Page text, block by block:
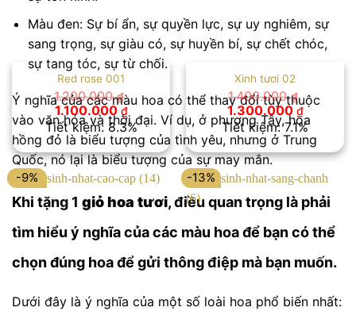
Màu đen: Sự bí ẩn, sự quyền lực, sự uy nghiêm, sự
sang trọng, sự giàu có, sự huyền bí, sự chết chóc,
sự tang tóc, sự từ chối.
Ý nghĩa của các màu hoa có thể thay đổi tùy thuộc
vào văn hóa và thời đại. Ví dụ, ở phương Tây, hoa
hồng đỏ là biểu tượng của tình yêu, nhưng ở Trung
Quốc, nó lại là biểu tượng của sự may mắn.
Khi tặng 1 giỏ hoa tươi, điều quan trọng là phải
tìm hiểu ý nghĩa của các màu hoa để bạn có thể
chọn đúng hoa để gửi thông điệp mà bạn muốn.
Dưới đây là ý nghĩa của một số loài hoa phổ biến nhất:
Red rose 001
1.200.000₫
Giá
gốc
là:
1.200.000 ₫.
1.100.000₫Giá
hiện
tại
là:
1.100.000 ₫.
Tiết kiệm: 8.3%
Xinh tươi 02
1.400.000₫
Giá
gốc
là:
1.400.000 ₫.
1.300.000₫Giá
hiện
tại
là:
Tiết kiệm: 7.1%
-9% -13%